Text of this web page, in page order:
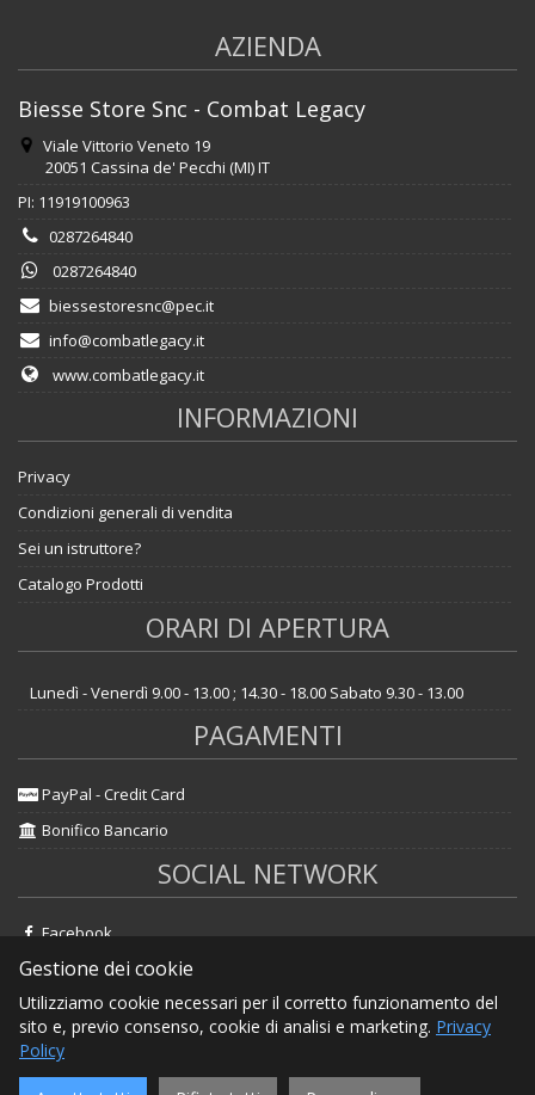
AZIENDA
Biesse Store Snc - Combat Legacy
Viale Vittorio Veneto 19
20051 Cassina de' Pecchi (MI) IT
PI: 11919100963
0287264840
0287264840
biessestoresnc@pec.it
info@combatlegacy.it
www.combatlegacy.it
INFORMAZIONI
Privacy
Condizioni generali di vendita
Sei un istruttore?
Catalogo Prodotti
ORARI DI APERTURA
Lunedì - Venerdì 9.00 - 13.00 ; 14.30 - 18.00 Sabato 9.30 - 13.00
PAGAMENTI
PayPal - Credit Card
Bonifico Bancario
SOCIAL NETWORK
Facebook
Instagram
Erashop|MarketPlace
Gestione dei cookie
Utilizziamo cookie necessari per il corretto funzionamento del
sito e, previo consenso, cookie di analisi e marketing. Privacy
Policy